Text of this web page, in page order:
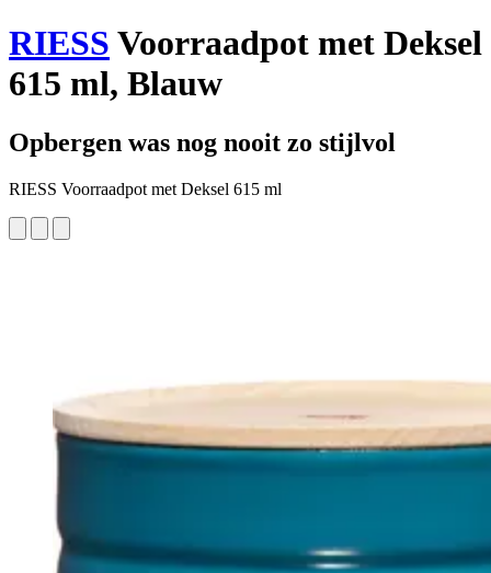
RIESS Voorraadpot met Deksel
615 ml, Blauw
Opbergen was nog nooit zo stijlvol
RIESS Voorraadpot met Deksel 615 ml